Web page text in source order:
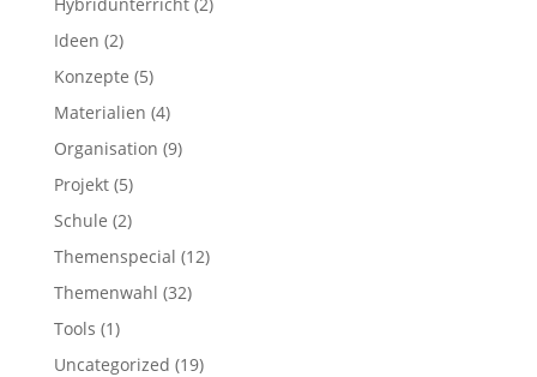
Ideen (2)
Konzepte (5)
Materialien (4)
Organisation (9)
Projekt(5)
Schule (2)
Themenspecial (12)
Themenwahl (32)
Tools (1)
Uncategorized (19)